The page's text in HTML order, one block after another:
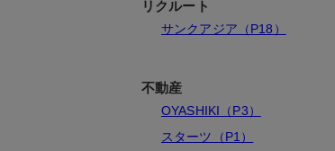
リクルート
サンクアジア（P18）
不動産
OYASHIKI（P3）
スターツ（P1）